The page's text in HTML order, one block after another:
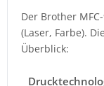
Der Brother
(Laser, Farbe).
Überblick: